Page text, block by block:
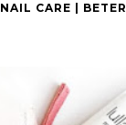
NAIL CARE | BETER